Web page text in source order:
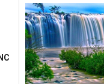
chấm đọc tiếng Anh
lao động khó khăn
ĐỜI ĐỜI GHI NHỚ
LIỆT SĨ, THƯƠNG
VỚI CÁCH MẠNG!